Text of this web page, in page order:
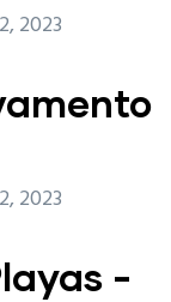
2023
2023
-